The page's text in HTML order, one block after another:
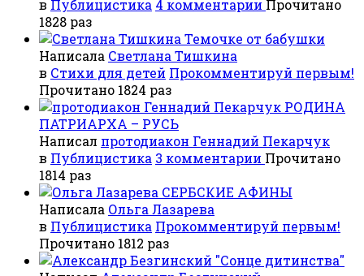
в Публицистика 4 комментарии Прочитано
1828 раз
Темочке от бабушки
Написала Светлана Тишкина
в Стихи для детей Прокомментируй первым!
Прочитано 1824 раз
РОДИНА
ПАТРИАРХА – РУСЬ
Написал протодиакон Геннадий Пекарчук
в Публицистика 3 комментарии Прочитано
1814 раз
СЕРБСКИЕ АФИНЫ
Написала Ольга Лазарева
в Публицистика Прокомментируй первым!
Прочитано 1812 раз
"Сонце дитинства"